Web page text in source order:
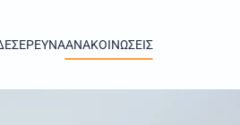
ΕΡΕΥΝΑΑΝΑΚΟΙΝΩΣΕΙΣ